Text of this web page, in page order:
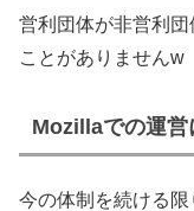
営利団体が非営利
ことがありませんw
Mozillaでの運営
今の体制を続ける